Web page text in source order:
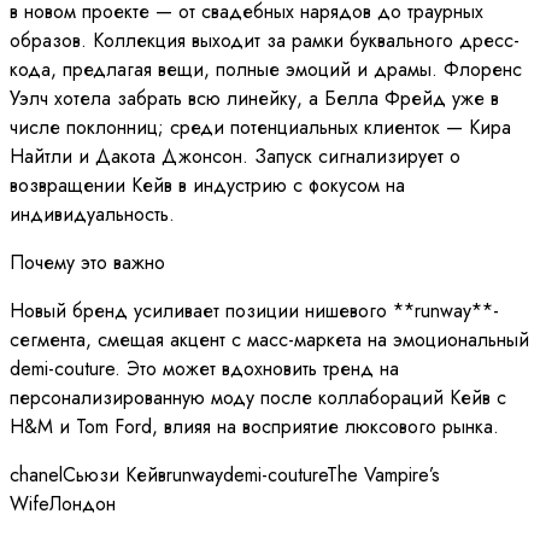
в новом проекте — от свадебных нарядов до траурных
образов. Коллекция выходит за рамки буквального дресс-
кода, предлагая вещи, полные эмоций и драмы. Флоренс
Уэлч хотела забрать всю линейку, а Белла Фрейд уже в
числе поклонниц; среди потенциальных клиенток — Кира
Найтли и Дакота Джонсон. Запуск сигнализирует о
возвращении Кейв в индустрию с фокусом на
индивидуальность.
Почему это важно
Новый бренд усиливает позиции нишевого **runway**-
сегмента, смещая акцент с масс-маркета на эмоциональный
demi-couture. Это может вдохновить тренд на
персонализированную моду после коллабораций Кейв с
H&M и Tom Ford, влияя на восприятие люксового рынка.
chanelСьюзи Кейвrunwaydemi-coutureThe Vampire’s
WifeЛондон